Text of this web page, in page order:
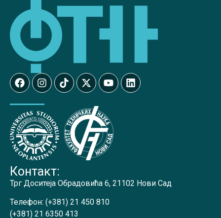
Контакт:
Трг Доситеја Обрадовића 6, 21102 Нови Сад
Телефон: (+381) 21 450 810
(+381) 21 6350 413